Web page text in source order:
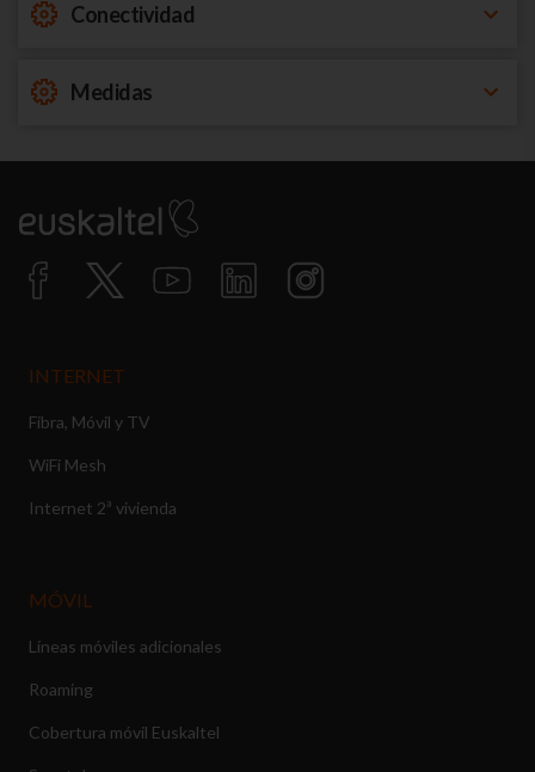
Conectividad
Medidas
INTERNET
Fibra, Móvil y TV
WiFi Mesh
Internet 2ª vivienda
MÓVIL
Líneas móviles adicionales
Roaming
Cobertura móvil Euskaltel